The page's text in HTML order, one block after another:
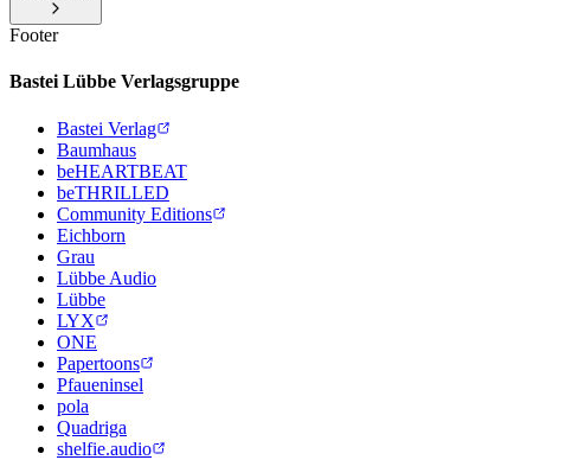
Footer
Bastei Lübbe Verlagsgruppe
Bastei Verlag
Baumhaus
beHEARTBEAT
beTHRILLED
Community Editions
Eichborn
Grau
Lübbe Audio
Lübbe
LYX
ONE
Papertoons
Pfaueninsel
pola
Quadriga
shelfie.audio